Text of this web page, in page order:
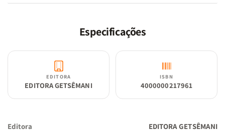
Especificações
EDITORA
EDITORA GETSÊMANI
ISBN
4000000217961
Editora EDITORA GETSÊMANI